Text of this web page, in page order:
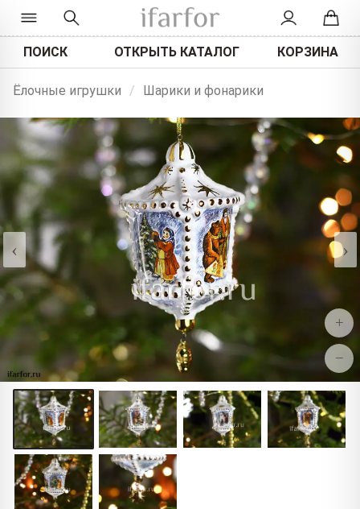
ПОИСК ОТКРЫТЬ КАТАЛОГ КОРЗИНА
Ёлочные игрушки / Шарики и фонарики
‹ ›
+
−